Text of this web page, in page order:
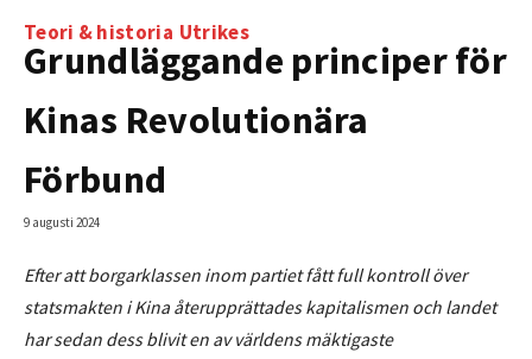
Teori & historia Utrikes
Grundläggande principer för
Kinas Revolutionära
Förbund
9 augusti 2024
Efter att borgarklassen inom partiet fått full kontroll över
statsmakten i Kina återupprättades kapitalismen och landet
har sedan dess blivit en av världens mäktigaste